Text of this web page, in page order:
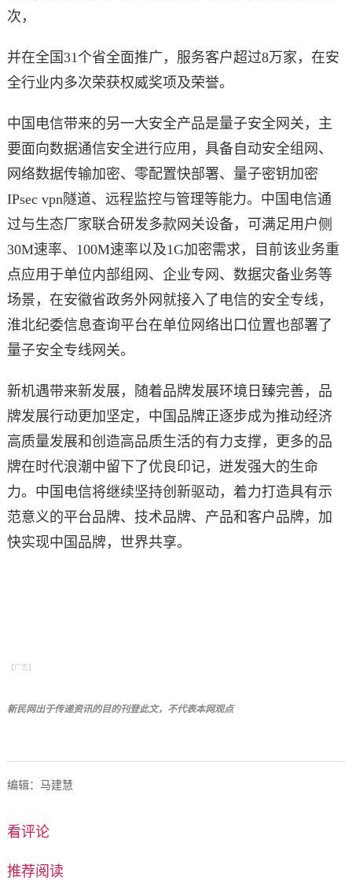
次，
并在全国31个省全面推广，服务客户超过8万家，在安
全行业内多次荣获权威奖项及荣誉。
中国电信带来的另一大安全产品是量子安全网关，主
要面向数据通信安全进行应用，具备自动安全组网、
网络数据传输加密、零配置快部署、量子密钥加密
IPsec vpn隧道、远程监控与管理等能力。中国电信通
过与生态厂家联合研发多款网关设备，可满足用户侧
30M速率、100M速率以及1G加密需求，目前该业务重
点应用于单位内部组网、企业专网、数据灾备业务等
场景，在安徽省政务外网就接入了电信的安全专线，
淮北纪委信息查询平台在单位网络出口位置也部署了
量子安全专线网关。
新机遇带来新发展，随着品牌发展环境日臻完善，品
牌发展行动更加坚定，中国品牌正逐步成为推动经济
高质量发展和创造高品质生活的有力支撑，更多的品
牌在时代浪潮中留下了优良印记，迸发强大的生命
力。中国电信将继续坚持创新驱动，着力打造具有示
范意义的平台品牌、技术品牌、产品和客户品牌，加
快实现中国品牌，世界共享。
【广告】
新民网出于传递资讯的目的刊登此文，不代表本网观点
编辑：马建慧
看评论
推荐阅读